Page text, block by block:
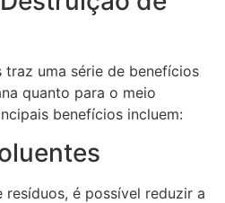
uma série de benefícios
quanto para o meio
benefícios incluem:
é possível reduzir a